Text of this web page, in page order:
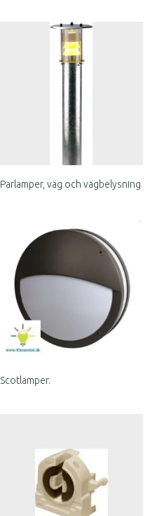
Parlamper, väg och vägbelysning
Scotlamper.